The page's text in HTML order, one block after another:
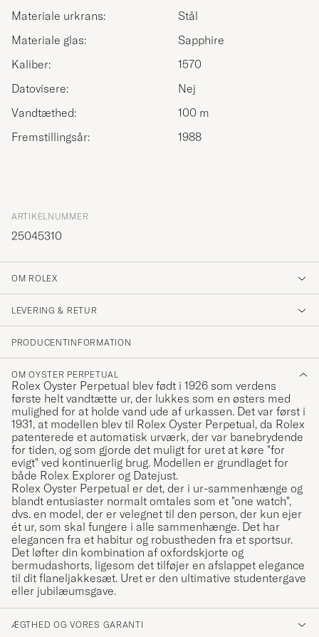
Materiale urkrans:
Stål
Materiale glas:
Sapphire
Kaliber:
1570
Datovisere:
Nej
Vandtæthed:
100 m
Fremstillingsår:
1988
ARTIKELNUMMER
25045310
OM ROLEX
LEVERING & RETUR
PRODUCENTINFORMATION
OM OYSTER PERPETUAL
Rolex Oyster Perpetual blev født i 1926 som verdens
første helt vandtætte ur, der lukkes som en østers med
mulighed for at holde vand ude af urkassen. Det var først i
1931, at modellen blev til Rolex Oyster Perpetual, da Rolex
patenterede et automatisk urværk, der var banebrydende
for tiden, og som gjorde det muligt for uret at køre "for
evigt" ved kontinuerlig brug. Modellen er grundlaget for
både Rolex Explorer og Datejust.
Rolex Oyster Perpetual er det, der i ur-sammenhænge og
blandt entusiaster normalt omtales som et "one watch",
dvs. en model, der er velegnet til den person, der kun ejer
ét ur, som skal fungere i alle sammenhænge. Det har
elegancen fra et habitur og robustheden fra et sportsur.
Det løfter din kombination af oxfordskjorte og
bermudashorts, ligesom det tilføjer en afslappet elegance
til dit flaneljakkesæt. Uret er den ultimative studentergave
eller jubilæumsgave.
ÆGTHED OG VORES GARANTI